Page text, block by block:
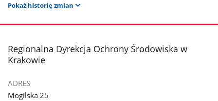
Pokaż historię zmian
stopka
Regionalna Dyrekcja Ochrony Środowiska w
Krakowie
ADRES
Mogilska 25